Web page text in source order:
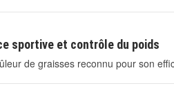
sportive et contrôle du poids
de graisses reconnu pour son